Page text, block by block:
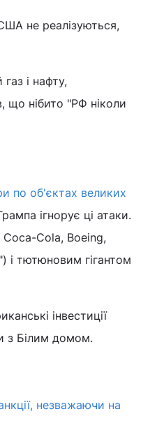
не реалізуються,
і нафту,
що нібито "РФ ніколи
по об'єктах великих
ігнорує ці атаки.
Coca-Cola, Boeing,
і тютюновим гігантом
інвестиції
з Білим домом.
незважаючи на